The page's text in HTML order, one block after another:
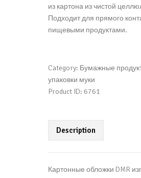
из картона из чистой
Подходит для прямого
пищевыми продуктами.
Category: Бумажные
упаковки муки
Product ID: 6761
Description
Картонные обложки DMR